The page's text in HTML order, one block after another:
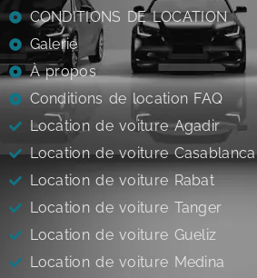
CONDITIONS DE LOCATION
Galerie
À propos
Conditions de location FAQ
Location de voiture Agadir
Location de voiture Casablanca
Location de voiture Rabat
Location de voiture Tanger
Location de voiture Gueliz
Location de voiture Medina